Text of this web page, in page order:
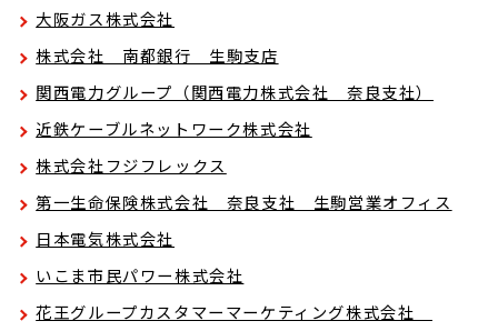
大阪ガス株式会社
株式会社 南都銀行 生駒支店
関西電力グループ（関西電力株式会社 奈良支社）
近鉄ケーブルネットワーク株式会社
株式会社フジフレックス
第一生命保険株式会社 奈良支社 生駒営業オフィス
日本電気株式会社
いこま市民パワー株式会社
花王グループカスタマーマーケティング株式会社